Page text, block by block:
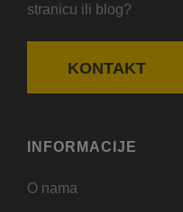
stranicu ili blog?
KONTAKT
INFORMACIJE
O nama